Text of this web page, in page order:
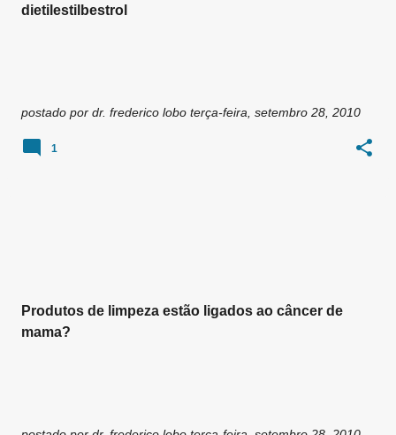
dietilestilbestrol
postado por dr. frederico lobo terça-feira, setembro 28, 2010
1
Produtos de limpeza estão ligados ao câncer de
mama?